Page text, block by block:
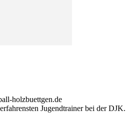
holzbuettgen.de
Jugendtrainer bei der DJK.